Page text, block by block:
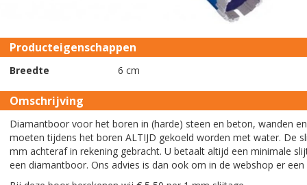
Producteigenschappen
Breedte 6 cm
Omschrijving
Diamantboor voor het boren in (harde) steen en beton, wanden
moeten tijdens het boren ALTIJD gekoeld worden met water. De
mm achteraf in rekening gebracht. U betaalt altijd een minimale
een diamantboor. Ons advies is dan ook om in de webshop er